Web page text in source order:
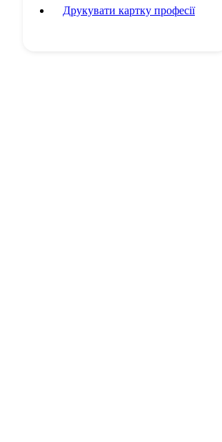
Друкувати картку професії